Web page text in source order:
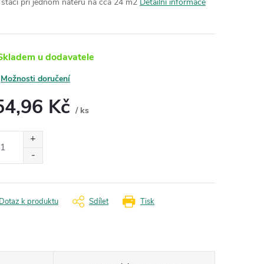
u dodavatele
Možnosti doručení
Kč / ks
Tisk
Dotaz k produktu Sdílet